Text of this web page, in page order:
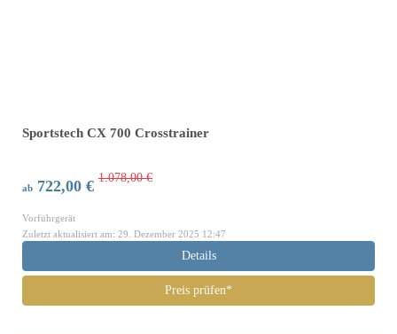
Sportstech CX 700 Crosstrainer
ab 722,00 € 1.078,00 €
Vorführgerät
Zuletzt aktualisiert am: 29. Dezember 2025 12:47
Details
Preis prüfen*